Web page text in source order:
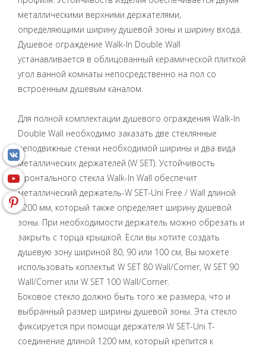
металлическими верхними держателями,
определяющими ширину душевой зоны и ширину входа.
Душевое ограждение Walk-In Double Wall
устанавливается в облицованный керамической плиткой
угол ванной комнаты непосредственно на пол со
встроенным душевым каналом.
Для полной комплектации душевого ограждения Walk-In
Double Wall необходимо заказать две стеклянные
неподвижные стенки необходимой ширины и два вида
металлических держателей (W SET). Устойчивость
фронтального стекла Walk-In Wall обеспечит
металлический держатель-W SET-Uni Free / Wall длиной
1200 мм, который также определяет ширину душевой
зоны. При необходимости держатель можно обрезать и
закрыть с торца крышкой. Если вы хотите создать
душевую зону шириной 80, 90 или 100 см, Вы можете
использовать коплектыt W SET 80 Wall/Corner, W SET 90
Wall/Corner или W SET 100 Wall/Corner.
Боковое стекло должно быть того же размера, что и
выбранный размер ширины душевой зоны. Эта стекло
фиксируется при помощи держателя W SET-Uni T-
соединение длиной 1200 мм, который крепится к